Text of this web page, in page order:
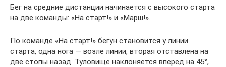
Бег на средние дистанции начинается с высокого старта
на две команды: «На старт!» и «Марш!».
По команде «На старт!» бегун становится у линии
старта, одна нога — возле линии, вторая отставлена на
две стопы назад. Туловище наклоняется вперед на 45°,